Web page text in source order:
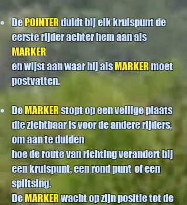
DePOINTERduidt bij elk kruispunt de
eerste rijder achter hem aan als
MARKER
en wijst aan waar hij alsMARKERmoet
postvatten.
DeMARKERstopt op een veilige plaats
die zichtbaar is voor de andere rijders,
om aan te duiden
hoe de route van richting verandert bij
een kruispunt, een rond punt of een
splitsing.
DeMARKERwacht op zijn positie tot de